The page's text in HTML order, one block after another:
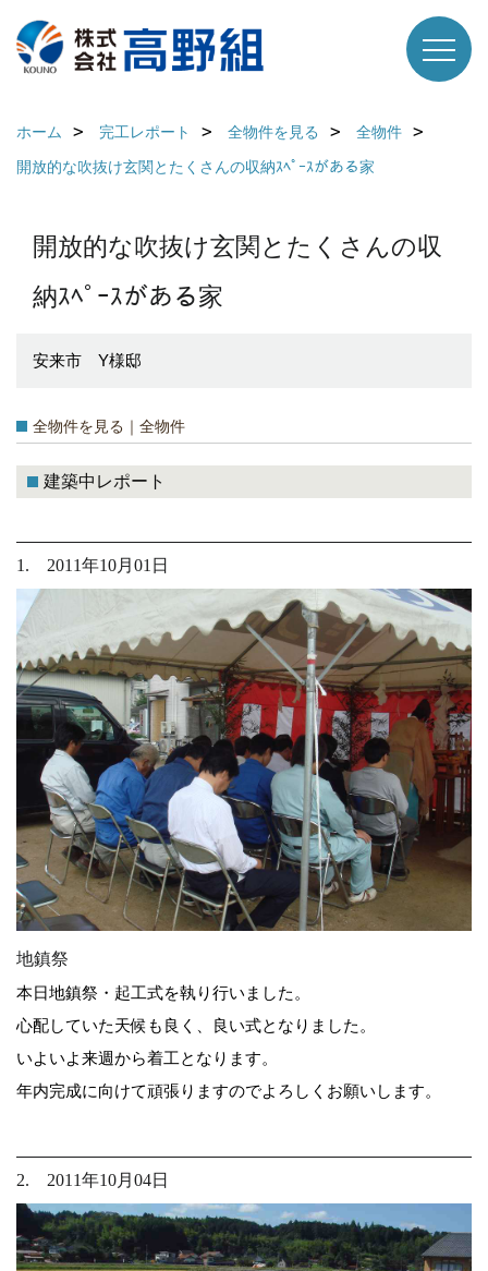
ホーム 完工レポート 全物件を見る
全物件
開放的な吹抜け玄関とたくさんの収納ｽﾍﾟｰｽがある家
開放的な吹抜け玄関とたくさんの収
納ｽﾍﾟｰｽがある家
安来市 Y様邸
全物件を見る｜全物件
建築中レポート
1. 2011年10月01日
地鎮祭
本日地鎮祭・起工式を執り行いました。
心配していた天候も良く、良い式となりました。
いよいよ来週から着工となります。
年内完成に向けて頑張りますのでよろしくお願いします。
2. 2011年10月04日